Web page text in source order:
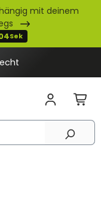
mit deinem
Sek